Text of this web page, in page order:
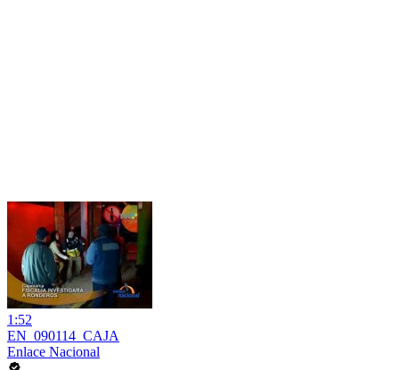
1:52
EN_090114_CAJA
Enlace Nacional